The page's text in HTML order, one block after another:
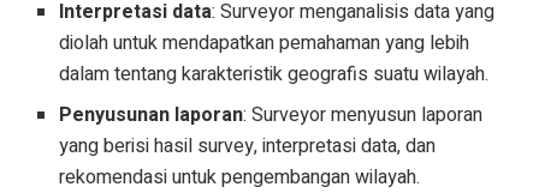
Interpretasi data: Surveyor menganalisis data yang
diolah untuk mendapatkan pemahaman yang lebih
dalam tentang karakteristik geografis suatu wilayah.
Penyusunan laporan: Surveyor menyusun laporan
yang berisi hasil survey, interpretasi data, dan
rekomendasi untuk pengembangan wilayah.